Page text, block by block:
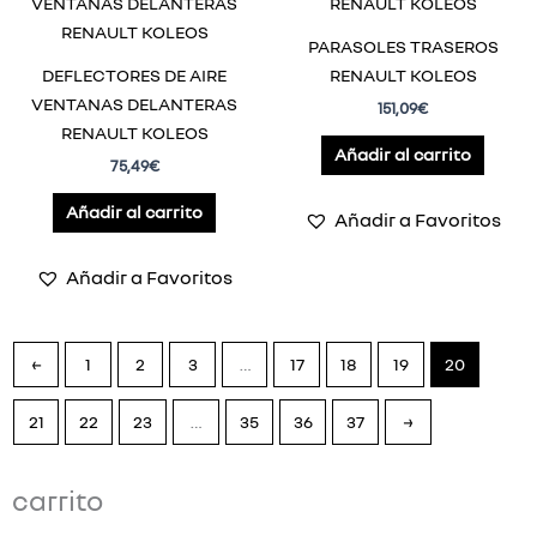
DEFLECTORES DE AIRE
VENTANAS DELANTERAS
RENAULT KOLEOS
75,49€
Añadir al carrito
Añadir a Favoritos
PARASOLES TRASEROS
RENAULT KOLEOS
151,09€
Añadir al carrito
Añadir a Favoritos
← 1 2 3 17 18 19 20
21 22 23 35 36 37 →
carrito